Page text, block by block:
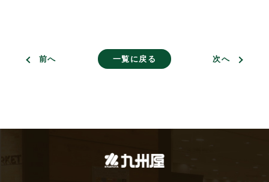
前へ 一覧に戻る 次へ